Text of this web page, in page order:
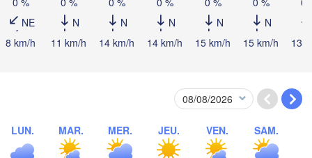
NE
8 km/h
N
11 km/h
N
14 km/h
N
14 km/h
N
15 km/h
N
15 km/h
13
LUN. MAR. MER. JEU. VEN. SAM.
Tiranë
Ниш
Sarajevo
Split
SERBIE
BOSNIE-
HERZÉGOVINE
MACÉDOINE
DU NORD
Плевен
Пловдив
(Plovdiv)
BULGARIE